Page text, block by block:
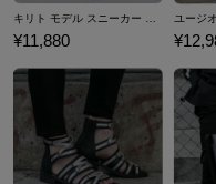
キリト モデル スニーカー ソードアート・オンライン アリシゼーション
¥11,880